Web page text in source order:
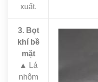
xuất.
3. Bọt
khí bề
mặt
▲ Lá
nhôm